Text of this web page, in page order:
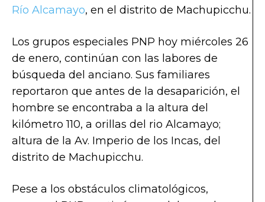
Río Alcamayo, en el distrito de Machupicchu.
Los grupos especiales PNP hoy miércoles 26
de enero, continúan con las labores de
búsqueda del anciano. Sus familiares
reportaron que antes de la desaparición, el
hombre se encontraba a la altura del
kilómetro 110, a orillas del rio Alcamayo;
altura de la Av. Imperio de los Incas, del
distrito de Machupicchu.
Pese a los obstáculos climatológicos,